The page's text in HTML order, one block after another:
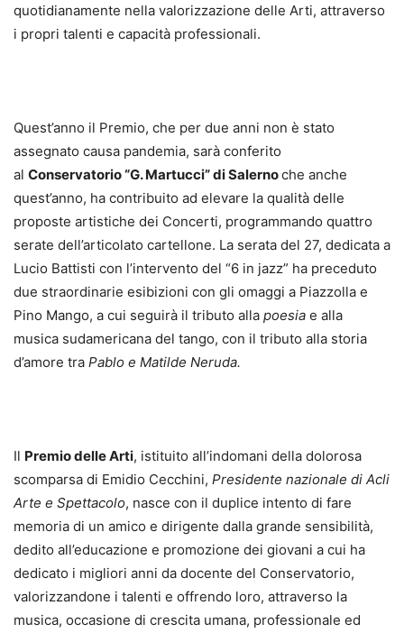
quotidianamente nella valorizzazione delle Arti, attraverso
i propri talenti e capacità professionali.
Quest’anno il Premio, che per due anni non è stato
assegnato causa pandemia, sarà conferito
al Conservatorio “G. Martucci” di Salernoche anche
quest’anno, ha contribuito ad elevare la qualità delle
proposte artistiche dei Concerti, programmando quattro
serate dell’articolato cartellone. La serata del 27, dedicata a
Lucio Battisti con l’intervento del “6 in jazz” ha preceduto
due straordinarie esibizioni con gli omaggi a Piazzolla e
Pino Mango, a cui seguirà il tributo alla poesia e alla
musica sudamericana del tango, con il tributo alla storia
d’amore tra Pablo e Matilde Neruda.
Il Premio delle Arti, istituito all’indomani della dolorosa
scomparsa di Emidio Cecchini, Presidente nazionale di Acli
Arte e Spettacolo, nasce con il duplice intento di fare
memoria di un amico e dirigente dalla grande sensibilità,
dedito all’educazione e promozione dei giovani a cui ha
dedicato i migliori anni da docente del Conservatorio,
valorizzandone i talenti e offrendo loro, attraverso la
musica, occasione di crescita umana, professionale ed